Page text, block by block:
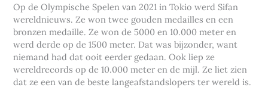
Op de Olympische Spelen van 2021 in Tokio werd Sifan
wereldnieuws. Ze won twee gouden medailles en een
bronzen medaille. Ze won de 5000 en 10.000 meter en
werd derde op de 1500 meter. Dat was bijzonder, want
niemand had dat ooit eerder gedaan. Ook liep ze
wereldrecords op de 10.000 meter en de mijl. Ze liet zien
dat ze een van de beste langeafstandslopers ter wereld is.